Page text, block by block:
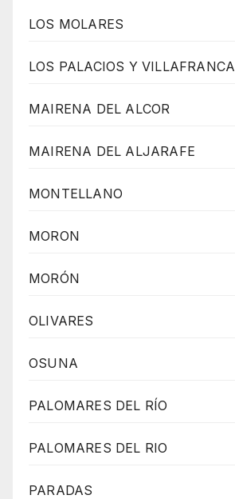
LOS MOLARES
LOS PALACIOS Y VILLAFRANCA
MAIRENA DEL ALCOR
MAIRENA DEL ALJARAFE
MONTELLANO
MORON
MORÓN
OLIVARES
OSUNA
PALOMARES DEL RÍO
PALOMARES DEL RIO
PARADAS